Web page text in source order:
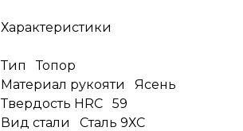
Характеристики
Тип Топор
Материал рукояти Ясень
Твердость HRC 59
Вид стали Сталь 9ХС